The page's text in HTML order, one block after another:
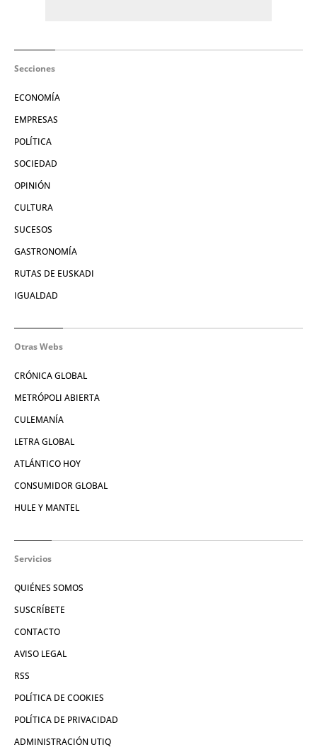
Secciones
ECONOMÍA
EMPRESAS
POLÍTICA
SOCIEDAD
OPINIÓN
CULTURA
SUCESOS
GASTRONOMÍA
RUTAS DE EUSKADI
IGUALDAD
Otras Webs
CRÓNICA GLOBAL
METRÓPOLI ABIERTA
CULEMANÍA
LETRA GLOBAL
ATLÁNTICO HOY
CONSUMIDOR GLOBAL
HULE Y MANTEL
Servicios
QUIÉNES SOMOS
SUSCRÍBETE
CONTACTO
AVISO LEGAL
RSS
POLÍTICA DE COOKIES
POLÍTICA DE PRIVACIDAD
ADMINISTRACIÓN UTIQ